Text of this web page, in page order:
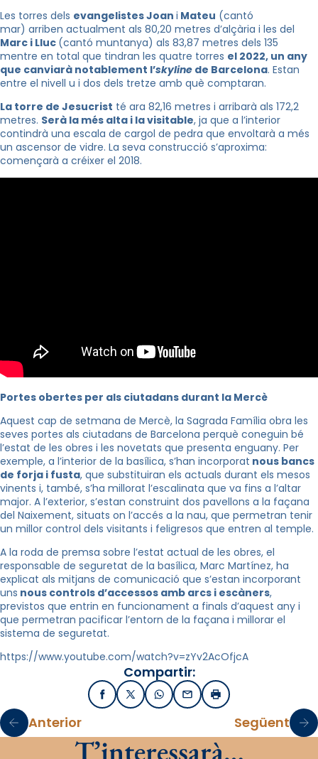
Les torres dels evangelistes Joan i Mateu (cantó
mar) arriben actualment als 80,20 metres d’alçària i les del
Marc i Lluc (cantó muntanya) als 83,87 metres dels 135
mentre en total que tindran les quatre torres el 2022, un any
que canviarà notablement l’skyline de Barcelona. Estan
entre el nivell u i dos dels tretze amb què comptaran.
La torre de Jesucrist té ara 82,16 metres i arribarà als 172,2
metres. Serà la més alta i la visitable, ja que a l’interior
contindrà una escala de cargol de pedra que envoltarà a més
un ascensor de vidre. La seva construcció s’aproxima:
començarà a créixer el 2018.
Portes obertes per als ciutadans durant la Mercè
Aquest cap de setmana de Mercè, la Sagrada Família obra les
seves portes als ciutadans de Barcelona perquè coneguin bé
l’estat de les obres i les novetats que presenta enguany. Per
exemple, a l’interior de la basílica, s’han incorporat nous bancs
de forja i fusta, que substituiran els actuals durant els mesos
vinents i, també, s’ha millorat l’escalinata que va fins a l’altar
major. A l’exterior, s’estan construint dos pavellons a la façana
del Naixement, situats on l’accés a la nau, que permetran tenir
un millor control dels visitants i feligresos que entren al temple.
A la roda de premsa sobre l’estat actual de les obres, el
responsable de seguretat de la basílica, Marc Martínez, ha
explicat als mitjans de comunicació que s’estan incorporant
uns nous controls d’accessos amb arcs i escàners,
previstos que entrin en funcionament a finals d’aquest any i
que permetran pacificar l’entorn de la façana i millorar el
sistema de seguretat.
https://www.youtube.com/watch?v=zYv2AcOfjcA
Compartir:
FacebookX / TwitterWhatsApp
EmailImprimir
Anterior Següent
T’interessarà…